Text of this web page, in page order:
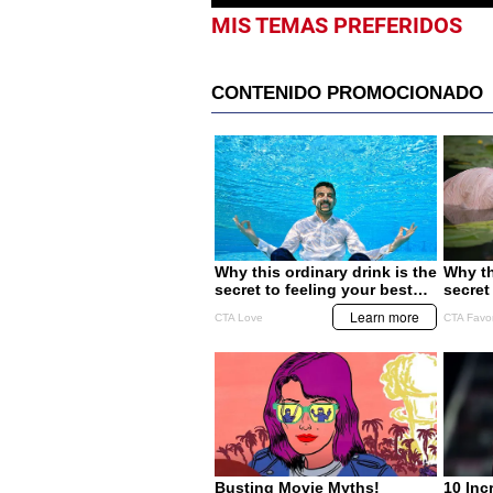
MIS TEMAS PREFERIDOS